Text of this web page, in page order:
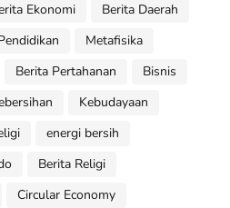
Ekonomi
Berita Daerah
Metafisika
Berita Pertahanan
Bisnis
Kebudayaan
energi bersih
Berita Religi
Circular Economy